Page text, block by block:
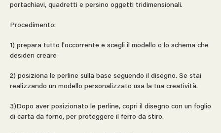
portachiavi, quadretti e persino oggetti tridimensionali.
Procedimento:
1) prepara tutto l'occorrente e scegli il modello o lo schema che
desideri creare
2) posiziona le perline sulla base seguendo il disegno. Se stai
realizzando un modello personalizzato usa la tua creatività.
3)Dopo aver posizionato le perline, copri il disegno con un foglio
di carta da forno, per proteggere il ferro da stiro.